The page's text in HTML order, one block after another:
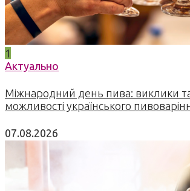
1
Актуально
Міжнародний день пива: виклики
можливості українського
07.08.2026